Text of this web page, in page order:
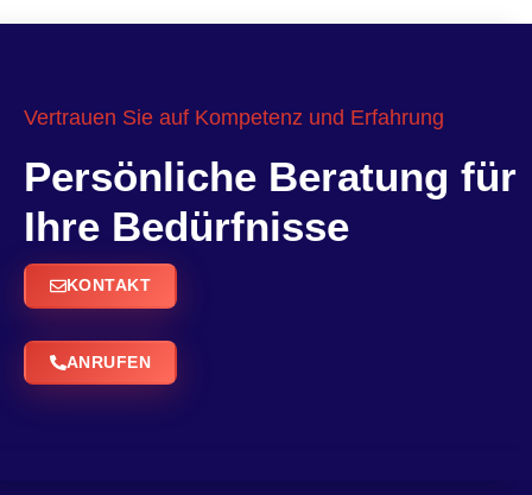
Vertrauen Sie auf Kompetenz und Erfahrung
Persönliche Beratung für
Ihre Bedürfnisse
KONTAKT
ANRUFEN